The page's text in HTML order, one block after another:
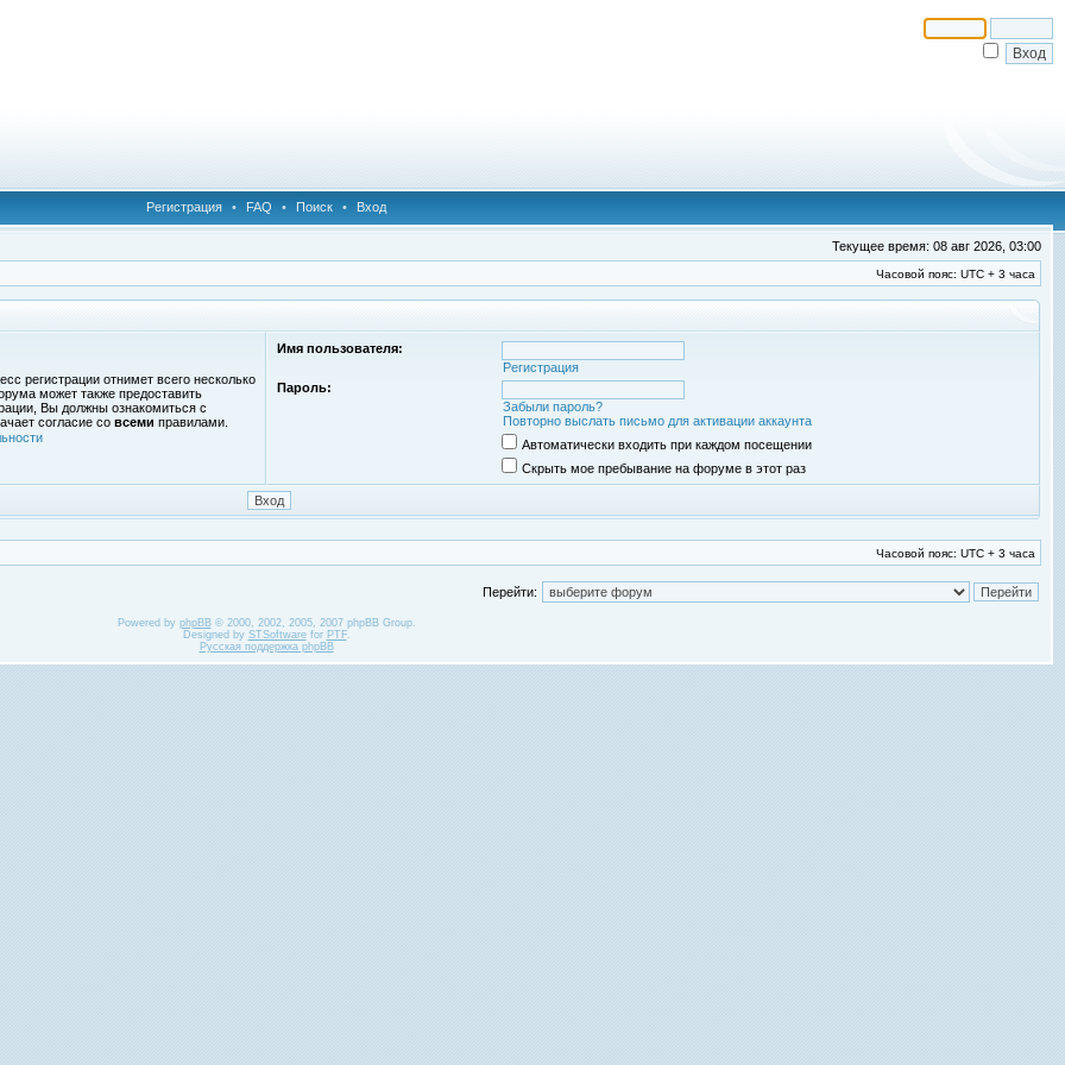
Регистрация • FAQ • Поиск • Вход
Текущее время: 08 авг 2026, 03:00
Часовой пояс: UTC + 3 часа
регистрации отнимет всего несколько
может также предоставить
Вы должны ознакомиться с
согласие со всеми правилами.
Имя пользователя:
Регистрация
Пароль:
Забыли пароль?
Повторно выслать письмо для активации аккаунта
Автоматически входить при каждом посещении
Скрыть мое пребывание на форуме в этот раз
Часовой пояс: UTC + 3 часа
Перейти:
Powered by phpBB© 2000, 2002, 2005, 2007 phpBB Group.
Designed by STSoftwarefor PTF.
Русская поддержка phpBB